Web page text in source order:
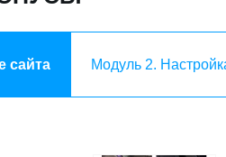
сайта Модуль 2.